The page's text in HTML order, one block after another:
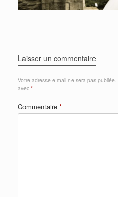
Laisser un commentaire
Votre adresse e-mail ne sera pas publiée.
avec *
Commentaire *